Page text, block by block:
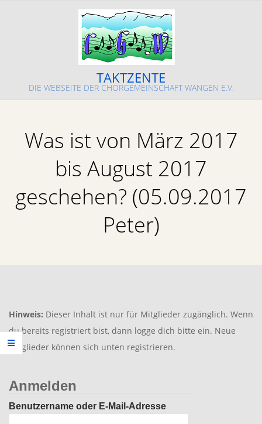
TAKTZENTE
DIE WEBSEITE DER CHORGEMEINSCHAFT WANGEN E.V.
Was ist von März 2017
bis August 2017
geschehen? (05.09.2017
Peter)
Hinweis: Dieser Inhalt ist nur für Mitglieder zugänglich. Wenn
du bereits registriert bist, dann logge dich bitte ein. Neue
Mitglieder können sich unten registrieren.
Anmelden
Benutzername oder E-Mail-Adresse